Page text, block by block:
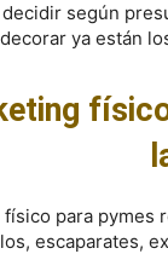
según
ya están
físico para pymes
escaparates,